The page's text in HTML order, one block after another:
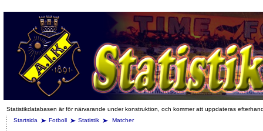
Statistikdatabasen är för närvarande under konstruktion, och kommer att uppdateras
Startsida
Fotboll Statistik Matcher